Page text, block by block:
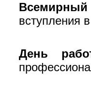
Всемирный
вступления
День